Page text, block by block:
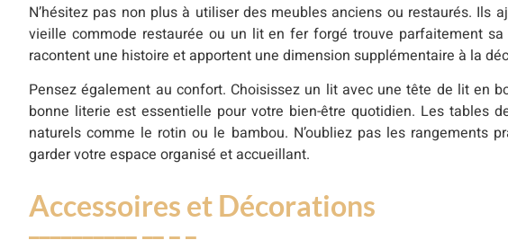
N’hésitez pas non plus à utiliser des meubles anciens ou restaurés.
vieille commode restaurée ou un lit en fer forgé trouve parfaitement
racontent une histoire et apportent une dimension supplémentaire à la
Pensez également au confort. Choisissez un lit avec une tête de lit en
bonne literie est essentielle pour votre bien-être quotidien. Les tables
naturels comme le rotin ou le bambou. N’oubliez pas les rangements
garder votre espace organisé et accueillant.
Accessoires et Décorations